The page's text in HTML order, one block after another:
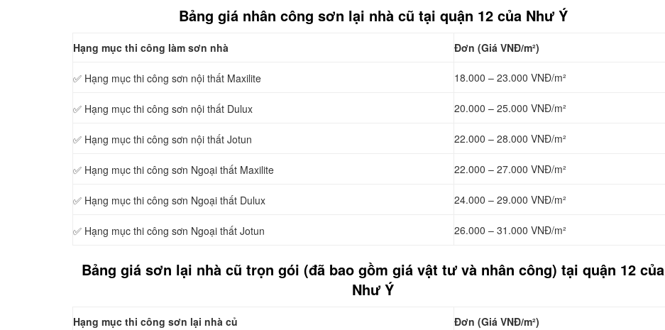
Bảng giá nhân công sơn lại nhà cũ tại quận 12 của Như Ý
Hạng mục thi công làm sơn nhà Đơn (Giá VNĐ/m²)
✅ Hạng mục thi công sơn nội thất Maxilite 18.000 – 23.000 VNĐ/m²
✅ Hạng mục thi công sơn nội thất Dulux 20.000 – 25.000 VNĐ/m²
✅ Hạng mục thi công sơn nội thất Jotun 22.000 – 28.000 VNĐ/m²
✅ Hạng mục thi công sơn Ngoại thất Maxilite 22.000 – 27.000 VNĐ/m²
✅ Hạng mục thi công sơn Ngoại thất Dulux 24.000 – 29.000 VNĐ/m²
✅ Hạng mục thi công sơn Ngoại thất Jotun 26.000 – 31.000 VNĐ/m²
Bảng giá sơn lại nhà cũ trọn gói (đã bao gồm giá vật tư và nhân công) tại quận 12 của
Như Ý
Hạng mục thi công sơn lại nhà củ Đơn (Giá VNĐ/m²)